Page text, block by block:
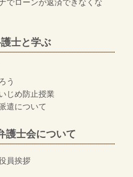
でローンが返済できなくな
士と学ぶ
う
じめ防止授業
遣について
護士会について
員挨拶